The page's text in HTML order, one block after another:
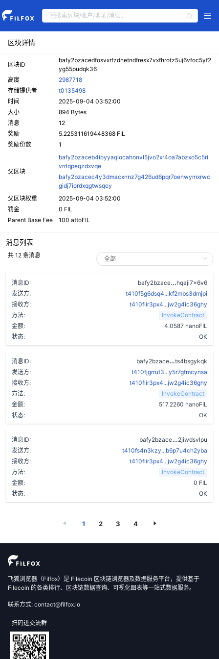
区块详情
区块ID
bafy2bzacedfosvxrfzdnetndfresx7vxfhrotz5uj6vfoc5yf2
yg55pudqk36
高度
2987718
存储提供者
t0135498
时间
2025-09-04 03:52:00
大小
894 Bytes
消息
12
奖励
5.225311619448368 FIL
奖励份数
1
父区块
bafy2bzaceb4ioyyaqiocahonvl5jvo2xr4oa7abzxo5c5ri
vrrlqpeqzdxvqe
bafy2bzacec4y3dmacxnnz7g426ud6pqr7oenwymxrwc
gidj7iordxqgtwsqey
父区块权重
2025-09-04 03:52:00
罚金
0 FIL
Parent Base Fee
100 attoFIL
消息列表
共 12 条消息
消息ID: bafy2bzace
hqaji7x6v6
发送方:
t410f5g6dsq4...kf2mbs3dmjpi
接收方:
t410flir3px4...jw2g4ic36ghy
方法:
InvokeContract
金额:
4.0587 nanoFIL
状态:
OK
消息ID: bafy2bzace
ts4bsgykqk
发送方:
t410fjgrrut3...y5r7gfmcynsa
接收方:
t410flir3px4...jw2g4ic36ghy
方法:
InvokeContract
金额:
517.2260 nanoFIL
状态:
OK
消息ID: bafy2bzace
2jiwdsvlpu
发送方:
t410fs4n3kzy...b6p7u4ch2yba
接收方:
t410flir3px4...jw2g4ic36ghy
方法:
InvokeContract
金额:
0 FIL
状态:
OK
1 2 3 4
飞狐浏览器（Filfox）是 Filecoin 区块链浏览器及数据服务平台，提供基于
Filecoin 的各类排行、区块链数据查询、可视化图表等一站式数据服务。
联系方式: contact@filfox.io
扫码进交流群